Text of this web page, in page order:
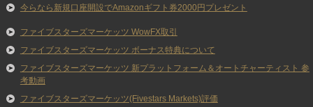
今らなら新規口座開設でAmazonギフト券2000円プレゼント
ファイブスターズマーケッツ WowFX取引
ファイブスターズマーケッツ ボーナス特典について
ファイブスターズマーケッツ 新プラットフォーム＆オートチャーティスト 参
考動画
ファイブスターズマーケッツ(Fivestars Markets)評価